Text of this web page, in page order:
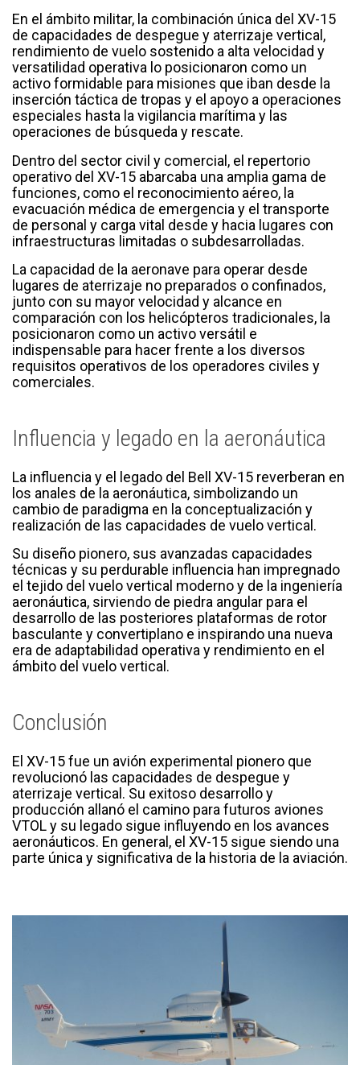
En el ámbito militar, la combinación única del XV-15
de capacidades de despegue y aterrizaje vertical,
rendimiento de vuelo sostenido a alta velocidad y
versatilidad operativa lo posicionaron como un
activo formidable para misiones que iban desde la
inserción táctica de tropas y el apoyo a operaciones
especiales hasta la vigilancia marítima y las
operaciones de búsqueda y rescate.
Dentro del sector civil y comercial, el repertorio
operativo del XV-15 abarcaba una amplia gama de
funciones, como el reconocimiento aéreo, la
evacuación médica de emergencia y el transporte
de personal y carga vital desde y hacia lugares con
infraestructuras limitadas o subdesarrolladas.
La capacidad de la aeronave para operar desde
lugares de aterrizaje no preparados o confinados,
junto con su mayor velocidad y alcance en
comparación con los helicópteros tradicionales, la
posicionaron como un activo versátil e
indispensable para hacer frente a los diversos
requisitos operativos de los operadores civiles y
comerciales.
Influencia y legado en la aeronáutica
La influencia y el legado del Bell XV-15 reverberan en
los anales de la aeronáutica, simbolizando un
cambio de paradigma en la conceptualización y
realización de las capacidades de vuelo vertical.
Su diseño pionero, sus avanzadas capacidades
técnicas y su perdurable influencia han impregnado
el tejido del vuelo vertical moderno y de la ingeniería
aeronáutica, sirviendo de piedra angular para el
desarrollo de las posteriores plataformas de rotor
basculante y convertiplano e inspirando una nueva
era de adaptabilidad operativa y rendimiento en el
ámbito del vuelo vertical.
Conclusión
El XV-15 fue un avión experimental pionero que
revolucionó las capacidades de despegue y
aterrizaje vertical. Su exitoso desarrollo y
producción allanó el camino para futuros aviones
VTOL y su legado sigue influyendo en los avances
aeronáuticos. En general, el XV-15 sigue siendo una
parte única y significativa de la historia de la aviación.